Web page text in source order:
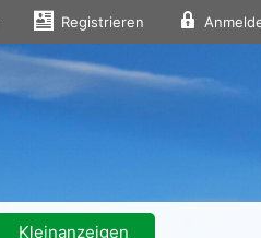
Registrieren
Kleinanzeigen